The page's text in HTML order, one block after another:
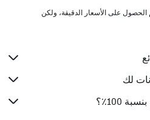
لك
100٪؟